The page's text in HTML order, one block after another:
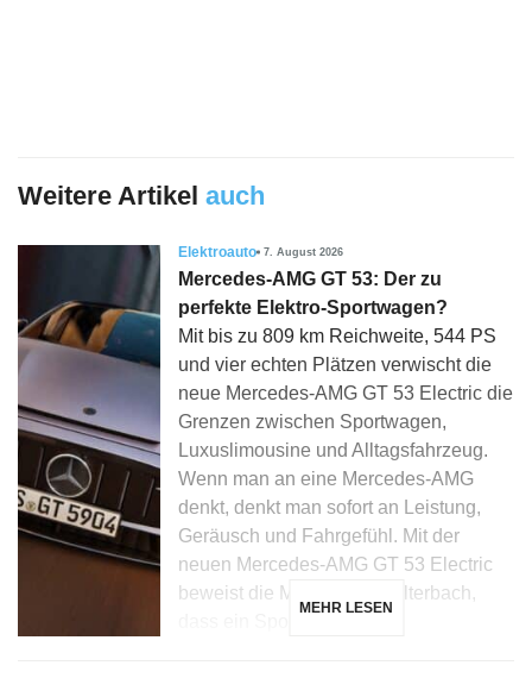
Weitere Artikel auch
Elektroauto 7. August 2026
Mercedes-AMG GT 53: Der zu
perfekte Elektro-Sportwagen?
Mit bis zu 809 km Reichweite, 544 PS
und vier echten Plätzen verwischt die
neue Mercedes-AMG GT 53 Electric die
Grenzen zwischen Sportwagen,
Luxuslimousine und Alltagsfahrzeug.
Wenn man an eine Mercedes-AMG
denkt, denkt man sofort an Leistung,
Geräusch und Fahrgefühl. Mit der
neuen Mercedes-AMG GT 53 Electric
beweist die Marke aus Affalterbach,
MEHR LESEN